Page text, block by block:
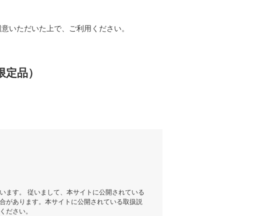
いただいた上で、ご利用ください。
品）
ます。 従いまして、本サイトに公開されている
があります。本サイトに公開されている取扱説
ださい。